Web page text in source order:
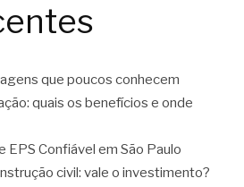
que poucos conhecem
quais os benefícios e onde
EPS Confiável em São Paulo
civil: vale o investimento?